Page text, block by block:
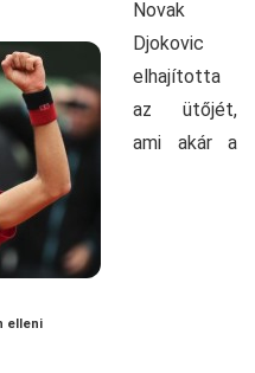
elleni
Novak
Djokovic
elhajította
az ütőjét,
ami akár a